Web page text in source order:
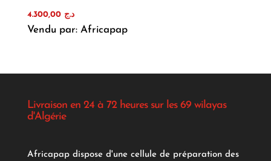
د.ج 4.300,00
Vendu par: Africapap
Livraison en 24 à 72 heures sur les 69 wilayas
d'Algérie
Africapap dispose d'une cellule de préparation des